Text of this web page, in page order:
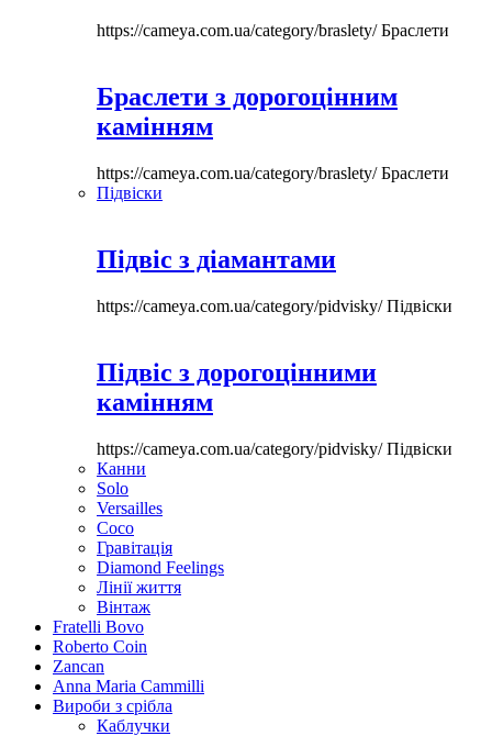
https://cameya.com.ua/category/braslety/Браслети
Браслети з дорогоцінним
камінням
https://cameya.com.ua/category/braslety/Браслети
Підвіски
Підвіс з діамантами
https://cameya.com.ua/category/pidvisky/Підвіски
Підвіс з дорогоцінними
камінням
https://cameya.com.ua/category/pidvisky/Підвіски
Канни
Solo
Versailles
Coco
Гравітація
Diamond Feelings
Лінії життя
Вінтаж
Fratelli Bovo
Roberto Coin
Zancan
Anna Maria Cammilli
Вироби з срібла
Каблучки